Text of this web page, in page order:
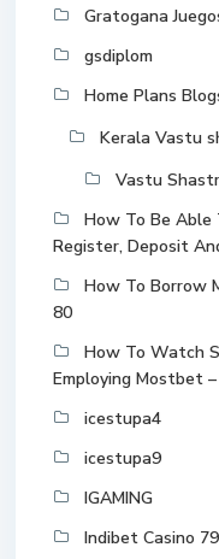
Gratogana
gsdiplom
Home Plans
Kerala Vastu
Vastu
How To Be Able
Register, Deposit
How To Borrow
80
How To Watch
Employing Mostbet
icestupa4
icestupa9
IGAMING
Indibet Casino